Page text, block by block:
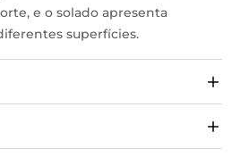
e o solado apresenta
superfícies.